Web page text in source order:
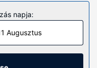
szoba egyikében.
és a
kínálata mind a
A(z) privát
van zuhanyzó is)
napja:
Augusztus